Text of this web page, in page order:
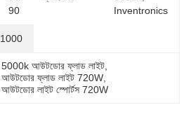
90
Inventronics
1000
5000k আউটডোর ফ্লাড লাইট
আউটডোর ফ্লাড লাইট 720W
আউটডোর লাইট স্পোর্টস 720W